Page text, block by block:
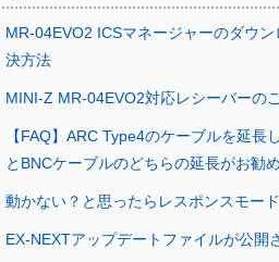
MR-04EVO2 ICSマネージャーのダウ
決方法
MINI-Z MR-04EVO2対応レシーバーの
【FAQ】ARC Type4のケーブルを延長
とBNCケーブルのどちらの延長がお勧
動かない？と思ったらレスポンスモー
EX-NEXTアップデートファイルが公開